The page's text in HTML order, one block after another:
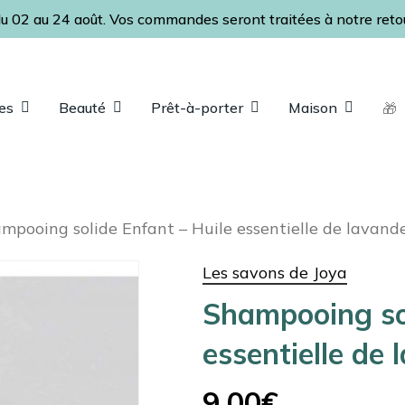
02 au 24 août. Vos commandes seront traitées à notre
Beauté Prêt-à-porter Maison 🎁
Panierle
solide Enfant – Huile essentielle de
Les savons de Joya
Shampooing
essentielle de